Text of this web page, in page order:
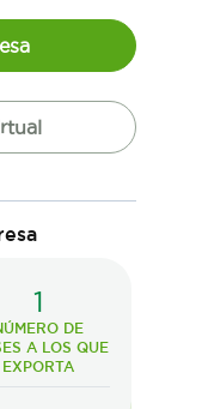
1
DE
A LOS QUE
EXPORTA